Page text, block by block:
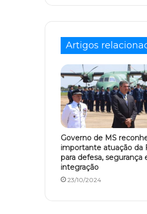
Artigos
Governo de MS
importante atuação da
para defesa, segurança
integração
23/10/2024